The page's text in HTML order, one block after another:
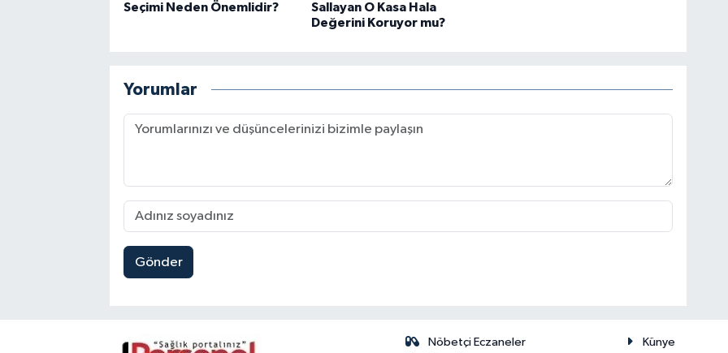
Seçimi Neden Önemlidir?
Sallayan O Kasa Hala
Değerini Koruyor mu?
Yorumlar
Gönder
Nöbetçi Eczaneler
Künye